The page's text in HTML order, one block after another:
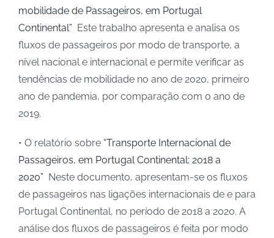
mobilidade de Passageiros, em Portugal
Continental” Este trabalho apresenta e analisa os
fluxos de passageiros por modo de transporte, a
nível nacional e internacional e permite verificar as
tendências de mobilidade no ano de 2020, primeiro
ano de pandemia, por comparação com o ano de
2019.
• O relatório sobre “Transporte Internacional de
Passageiros, em Portugal Continental: 2018 a
2020” Neste documento, apresentam-se os fluxos
de passageiros nas ligações internacionais de e para
Portugal Continental, no período de 2018 a 2020. A
análise dos fluxos de passageiros é feita por modo